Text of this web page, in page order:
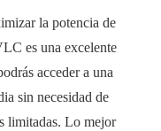
la potencia de
es una excelente
acceder a una
sin necesidad de
limitadas. Lo mejor